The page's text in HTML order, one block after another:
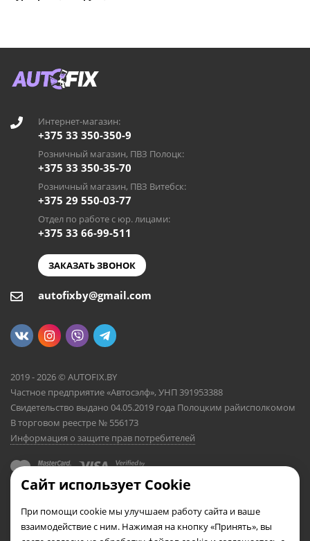
Интернет-магазин:
+375 33 350-350-9
Розничный магазин, ПВЗ Полоцк:
+375 33 350-35-70
Розничный магазин, ПВЗ Витебск:
+375 29 550-03-77
Отдел по работе с юр. лицами:
+375 33 66-99-511
ЗАКАЗАТЬ ЗВОНОК
autofixby@gmail.com
2019 - 2026 © AUTOFIX.BY
Частное предприятие «Автосэлф», УНП 391953388
Свидетельство выдано 04.05.2019 года Полоцким райисполкомом
В торговом реестре № 556173
Информация о защите прав потребителей
Сайт использует Cookie
При помощи cookie мы улучшаем работу сайта и ваше
взаимодействие с ним. Нажимая на кнопку «Принять», вы